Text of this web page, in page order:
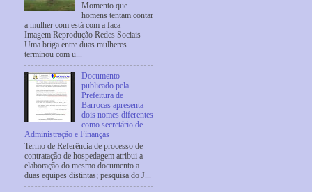
Momento que
homens tentam contar
a mulher com está com a faca -
Imagem Reprodução Redes Sociais
Uma briga entre duas mulheres
terminou com u...
Documento
publicado pela
Prefeitura de
Barrocas apresenta
dois nomes diferentes
como secretário de
Administração e Finanças
Termo de Referência de processo de
contratação de hospedagem atribui a
elaboração do mesmo documento a
duas equipes distintas; pesquisa do J...